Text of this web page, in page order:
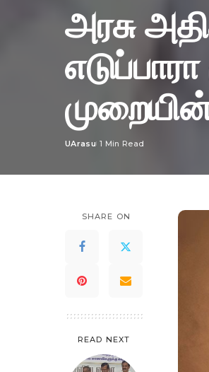
அரசு
Posted
UArasu 1 Min Read
SHARE ON
READ NEXT